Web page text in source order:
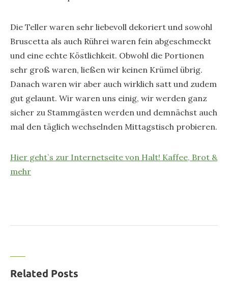
Die Teller waren sehr liebevoll dekoriert und sowohl
Bruscetta als auch Rührei waren fein abgeschmeckt
und eine echte Köstlichkeit. Obwohl die Portionen
sehr groß waren, ließen wir keinen Krümel übrig.
Danach waren wir aber auch wirklich satt und zudem
gut gelaunt. Wir waren uns einig, wir werden ganz
sicher zu Stammgästen werden und demnächst auch
mal den täglich wechselnden Mittagstisch probieren.
Hier geht`s zur Internetseite von Halt! Kaffee, Brot &
mehr
Related Posts